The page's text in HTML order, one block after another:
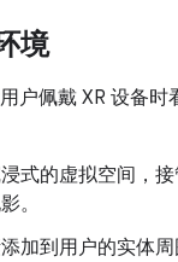
境
户佩戴 XR 设备
式的虚拟空间，
。
加到用户的实体